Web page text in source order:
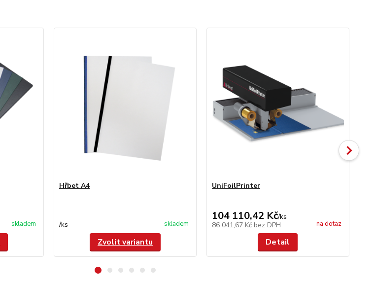
skladem
Hřbet A4
/ks skladem
Zvolit variantu
UniFoilPrinter
104 110,42 Kč/ks
86 041,67 Kč bez DPH na dotaz
Detail